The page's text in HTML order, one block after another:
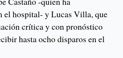
el hospital- y Lucas Villa, que
crítica y con pronóstico
hasta ocho disparos en el